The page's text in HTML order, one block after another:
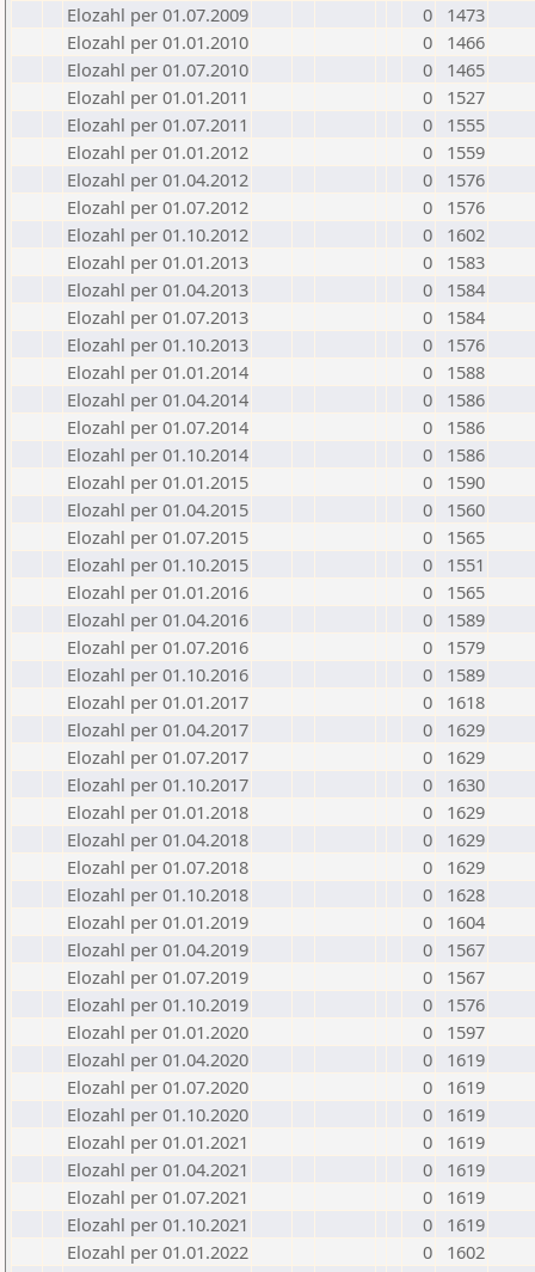
Elozahl per 01.07.2009
0
1473
Elozahl per 01.01.2010
0
1466
Elozahl per 01.07.2010
0
1465
Elozahl per 01.01.2011
0
1527
Elozahl per 01.07.2011
0
1555
Elozahl per 01.01.2012
0
1559
Elozahl per 01.04.2012
0
1576
Elozahl per 01.07.2012
0
1576
Elozahl per 01.10.2012
0
1602
Elozahl per 01.01.2013
0
1583
Elozahl per 01.04.2013
0
1584
Elozahl per 01.07.2013
0
1584
Elozahl per 01.10.2013
0
1576
Elozahl per 01.01.2014
0
1588
Elozahl per 01.04.2014
0
1586
Elozahl per 01.07.2014
0
1586
Elozahl per 01.10.2014
0
1586
Elozahl per 01.01.2015
0
1590
Elozahl per 01.04.2015
0
1560
Elozahl per 01.07.2015
0
1565
Elozahl per 01.10.2015
0
1551
Elozahl per 01.01.2016
0
1565
Elozahl per 01.04.2016
0
1589
Elozahl per 01.07.2016
0
1579
Elozahl per 01.10.2016
0
1589
Elozahl per 01.01.2017
0
1618
Elozahl per 01.04.2017
0
1629
Elozahl per 01.07.2017
0
1629
Elozahl per 01.10.2017
0
1630
Elozahl per 01.01.2018
0
1629
Elozahl per 01.04.2018
0
1629
Elozahl per 01.07.2018
0
1629
Elozahl per 01.10.2018
0
1628
Elozahl per 01.01.2019
0
1604
Elozahl per 01.04.2019
0
1567
Elozahl per 01.07.2019
0
1567
Elozahl per 01.10.2019
0
1576
Elozahl per 01.01.2020
0
1597
Elozahl per 01.04.2020
0
1619
Elozahl per 01.07.2020
0
1619
Elozahl per 01.10.2020
0
1619
Elozahl per 01.01.2021
0
1619
Elozahl per 01.04.2021
0
1619
Elozahl per 01.07.2021
0
1619
Elozahl per 01.10.2021
0
1619
Elozahl per 01.01.2022
0
1602